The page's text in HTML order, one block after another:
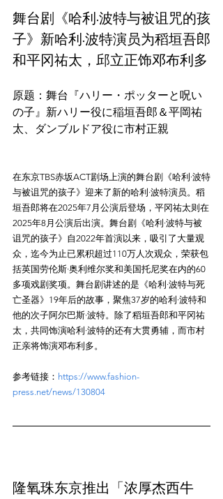
舞台剧《哈利·波特与被诅咒的孩
子》新哈利·波特演员为稻垣吾郎
和平冈祐太，邱立正饰邓布利多
原题：舞台『ハリー・ポッターと呪い
の子』新ハリー役に稲垣吾郎＆平岡祐
在东京TBS赤坂ACT剧场上演的舞台剧《哈利·波特
与被诅咒的孩子》迎来了新的哈利·波特演员。稻
垣吾郎将在2025年7月公演后登场，平冈祐太则在
2025年8月公演后出演。舞台剧《哈利·波特与被
诅咒的孩子》自2022年首演以来，吸引了大量观
众，迄今为止已累积超过110万人次观众，荣获包
括英国劳伦斯·奥利维尔奖和美国托尼奖在内的60
多项戏剧奖项。舞台剧讲述的是《哈利·波特与死
亡圣器》19年后的故事，聚焦37岁的哈利·波特和
他的次子阿尔巴斯·波特。除了稻垣吾郎和平冈祐
太，共同饰演哈利·波特的还有大贯勇辅，而市村
参考链接： https://www.fashion-
press.net/news/130804
隆氧珠东京推出「浓厚杰西牛